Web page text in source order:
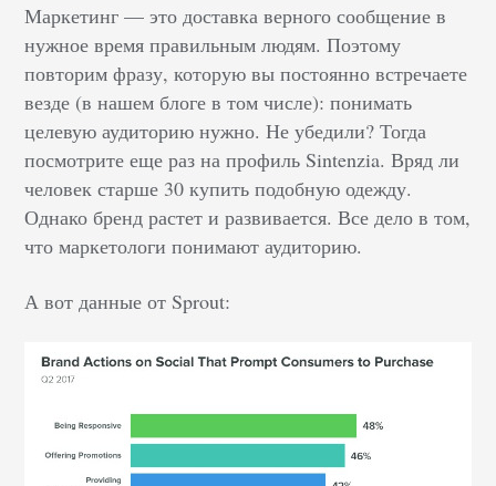
Маркетинг — это доставка верного сообщение в
нужное время правильным людям. Поэтому
повторим фразу, которую вы постоянно встречаете
везде (в нашем блоге в том числе): понимать
целевую аудиторию нужно. Не убедили? Тогда
посмотрите еще раз на профиль Sintenzia. Вряд ли
человек старше 30 купить подобную одежду.
Однако бренд растет и развивается. Все дело в том,
что маркетологи понимают аудиторию.
А вот данные от Sprout: